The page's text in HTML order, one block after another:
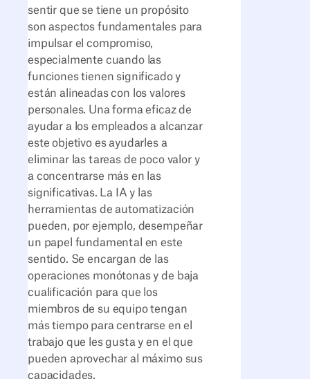
sentir que se tiene un propósito
son aspectos fundamentales para
impulsar el compromiso,
especialmente cuando las
funciones tienen significado y
están alineadas con los valores
personales. Una forma eficaz de
ayudar a los empleados a alcanzar
este objetivo es ayudarles a
eliminar las tareas de poco valor y
a concentrarse más en las
significativas. La IA y las
herramientas de automatización
pueden, por ejemplo, desempeñar
un papel fundamental en este
sentido. Se encargan de las
operaciones monótonas y de baja
cualificación para que los
miembros de su equipo tengan
más tiempo para centrarse en el
trabajo que les gusta y en el que
pueden aprovechar al máximo sus
capacidades.